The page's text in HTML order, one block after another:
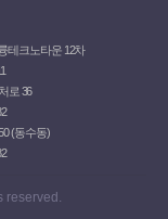
테크노타운 12차
로 36
(동수동)
reserved.